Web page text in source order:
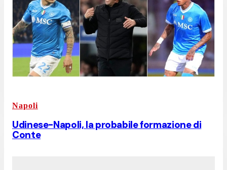
Napoli
Udinese-Napoli, la probabile formazione di
Conte